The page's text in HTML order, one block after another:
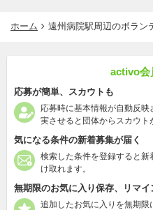
ホーム 遠州病院駅周辺のボラン
activo会
応募が簡単、スカウトも
応募時に基本情報が自動反
実させると団体からスカウト
気になる条件の新着募集が届く
検索した条件を登録すると
け取れます。
無期限のお気に入り保存、リマイ
追加したお気に入りを無期